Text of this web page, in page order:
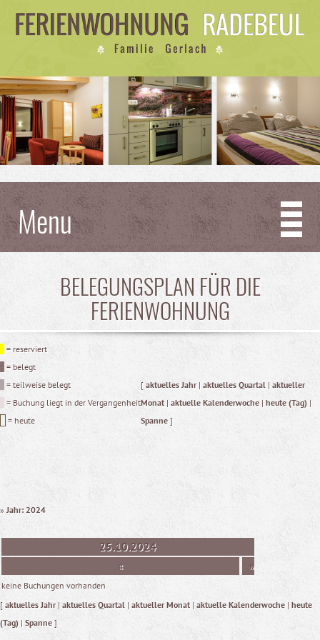
Menu
BELEGUNGSPLAN FÜR DIE
FERIENWOHNUNG
= reserviert
= belegt
= teilweise belegt
= Buchung liegt in der Vergangenheit
= heute
[ aktuelles Jahr| aktuelles Quartal | aktueller
Monat| aktuelle Kalenderwoche | heute (Tag) |
Spanne ]
» Jahr: 2024
25.10.2024
«
»
keine Buchungen vorhanden
[ aktuelles Jahr| aktuelles Quartal | aktueller Monat | aktuelle Kalenderwoche | heute
(Tag) | Spanne ]